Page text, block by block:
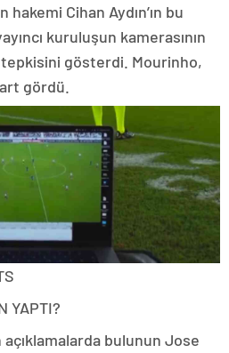
hakemi Cihan Aydın’ın bu
kuruluşun kamerasının
gösterdi. Mourinho,
gördü.
YAPTI?
açıklamalarda bulunun Jose